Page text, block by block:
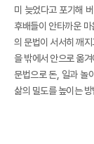
미 늦었다고 포기해
후배들이 안타까운
의 문법이 서서히 깨
을 밖에서 안으로 옮
문법으로 돈, 일과 놀
삶의 밀도를 높이는